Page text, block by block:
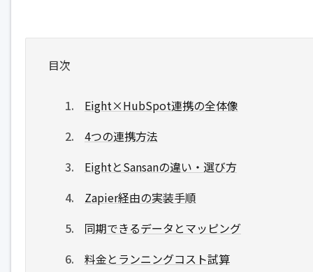
目次
Eight×HubSpot連携の全体像
4つの連携方法
EightとSansanの違い・選び方
Zapier経由の実装手順
同期できるデータとマッピング
料金とランニングコスト試算